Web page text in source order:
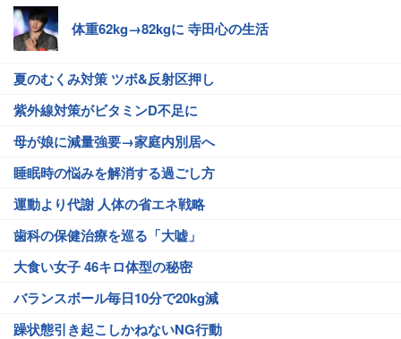
体重62kg→82kgに 寺田心の生活
夏のむくみ対策 ツボ&反射区押し
紫外線対策がビタミンD不足に
母が娘に減量強要→家庭内別居へ
睡眠時の悩みを解消する過ごし方
運動より代謝 人体の省エネ戦略
歯科の保健治療を巡る「大嘘」
大食い女子 46キロ体型の秘密
バランスボール毎日10分で20kg減
躁状態引き起こしかねないNG行動